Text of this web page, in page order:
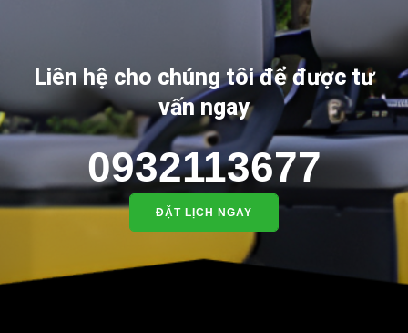
Liên hệ cho chúng tôi để được tư
vấn ngay
0932113677
ĐẶT LỊCH NGAY